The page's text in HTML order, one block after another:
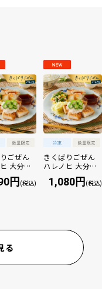
ごぜん
大分産
るおろ
円 (税込)
きくばりごぜん
ハレノヒ 大分産
かぼす香るおろ
し...
1,080円 (税込)
る